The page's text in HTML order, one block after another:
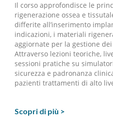
Il corso approfondisce le
rigenerazione ossea e
differite all’inserimento
indicazioni, i materiali
aggiornate per la gestione
Attraverso lezioni teoriche,
sessioni pratiche su
sicurezza e padronanza
pazienti trattamenti di alto
Scopri di più >